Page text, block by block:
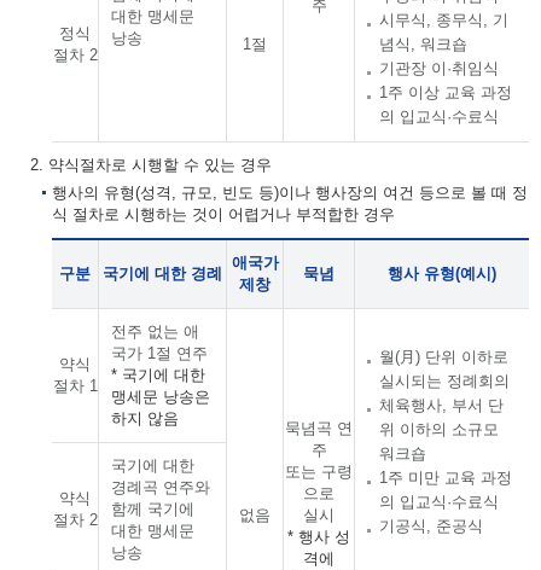
대한 맹세문
낭송
주
정식
절차 2
1절
시무식, 종무식, 기
념식, 워크숍
기관장 이·취임식
1주 이상 교육 과정
의 입교식·수료식
2. 약식절차로 시행할 수 있는 경우
행사의 유형(성격, 규모, 빈도 등)이나 행사장의 여건 등으로 볼 때 정
식 절차로 시행하는 것이 어렵거나 부적합한 경우
구분 국기에 대한 경례
애국가
제창
묵념 행사 유형(예시)
약식
절차 1
전주 없는 애
국가 1절 연주
* 국기에 대한
맹세문 낭송은
하지 않음
없음
묵념곡 연
주
또는 구령
으로
실시
* 행사 성
격에
월(月) 단위 이하로
실시되는 정례회의
체육행사, 부서 단
위 이하의 소규모
워크숍
1주 미만 교육 과정
의 입교식·수료식
기공식, 준공식
약식
절차 2
국기에 대한
경례곡 연주와
함께 국기에
대한 맹세문
낭송